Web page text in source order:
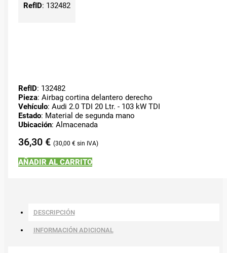
RefID: 132482
RefID: 132482
Pieza: Airbag cortina delantero derecho
Vehículo: Audi 2.0 TDI 20 Ltr. - 103 kW TDI
Estado: Material de segunda mano
Ubicación: Almacenada
36,30 € 30,00 €
AÑADIR AL CARRITO
DESCRIPCIÓN
INFORMACIÓN ADICIONAL